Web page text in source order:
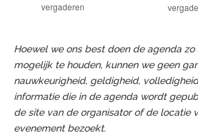
vergaderen
Hoewel we ons best doen de agenda
mogelijk te houden, kunnen we geen
nauwkeurigheid, geldigheid,
informatie die in de agenda wordt
de site van de organisator of de locatie
evenement bezoekt.